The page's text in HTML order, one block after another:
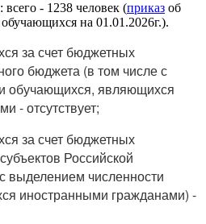
: всего - 1238 человек (приказ об
на 01.01.2026г.).
за счет бюджетных
бюджета (в том числе с
обучающихся, являющихся
- отсутствует;
за счет бюджетных
Российской
выделением численности
иностранными гражданами) -